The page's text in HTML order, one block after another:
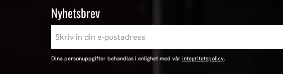
Nyhetsbrev
Dina personuppgifter behandlas i enlighet med vår integritetspolicy.